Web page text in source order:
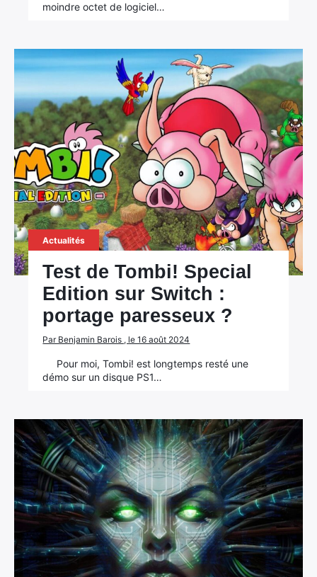
moindre octet de logiciel…
Actualités
Test de Tombi! Special
Edition sur Switch :
portage paresseux ?
Par Benjamin Barois , le 16 août 2024
Pour moi, Tombi! est longtemps resté une
démo sur un disque PS1…